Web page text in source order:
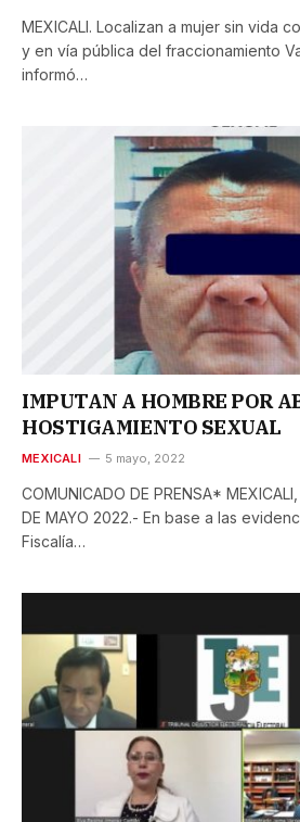
MEXICALI. Localizan a mujer sin vida
y en vía pública del fraccionamiento
informó…
IMPUTAN A HOMBRE POR
HOSTIGAMIENTO SEXUAL
MEXICALI 5 mayo, 2022
COMUNICADO DE PRENSA*
DE MAYO 2022.- En base a las
Fiscalía…